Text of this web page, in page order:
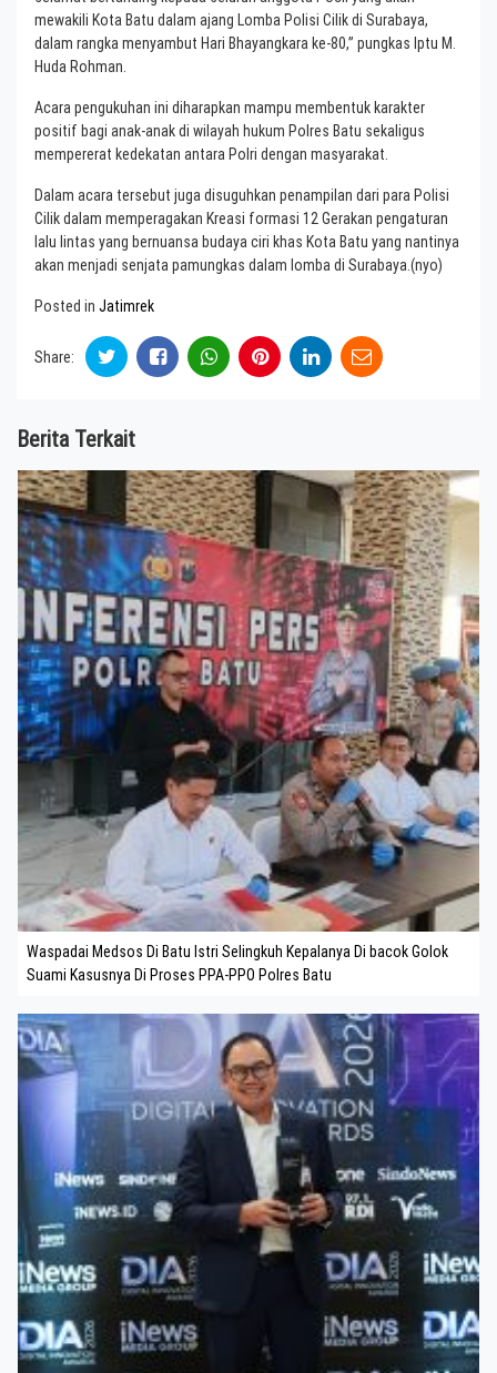
mewakili Kota Batu dalam ajang Lomba Polisi Cilik di Surabaya,
dalam rangka menyambut Hari Bhayangkara ke-80,” pungkas Iptu M.
Huda Rohman.
Acara pengukuhan ini diharapkan mampu membentuk karakter
positif bagi anak-anak di wilayah hukum Polres Batu sekaligus
mempererat kedekatan antara Polri dengan masyarakat.
Dalam acara tersebut juga disuguhkan penampilan dari para Polisi
Cilik dalam memperagakan Kreasi formasi 12 Gerakan pengaturan
lalu lintas yang bernuansa budaya ciri khas Kota Batu yang nantinya
akan menjadi senjata pamungkas dalam lomba di Surabaya.(nyo)
Posted in Jatimrek
Share:
Berita Terkait
Waspadai Medsos Di Batu Istri Selingkuh Kepalanya Di bacok Golok
Suami Kasusnya Di Proses PPA-PPO Polres Batu